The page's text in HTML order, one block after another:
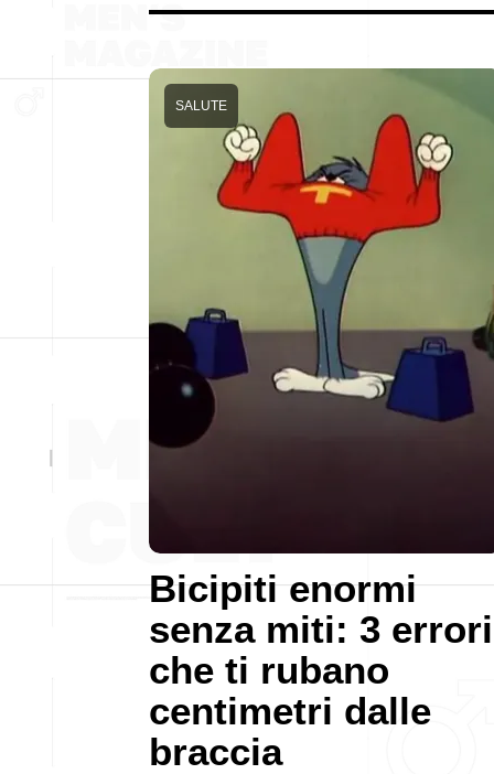
Bicipiti enormi
senza miti: 3 errori
che ti rubano
centimetri dalle
braccia
SALUTE